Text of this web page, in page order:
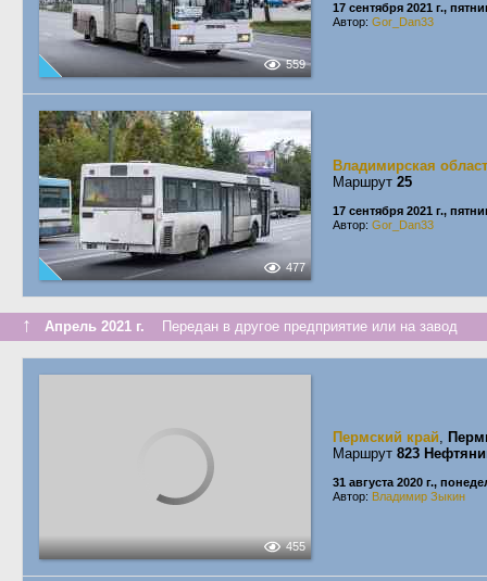
559
17 сентября 2021 г.,
Автор: Gor_Dan33
477
Владимирская
Маршрут 25
17 сентября 2021 г.,
Автор: Gor_Dan33
↑ Апрель 2021 г. Передан в другое предприятие или на завод
455
Пермский край,
Маршрут 823
31 августа 2020 г.,
Автор: Владимир Зыкин